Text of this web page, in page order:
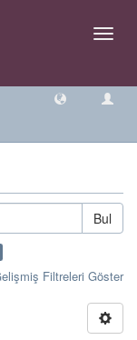
Geçiş
Bul
Filtreleri Göster